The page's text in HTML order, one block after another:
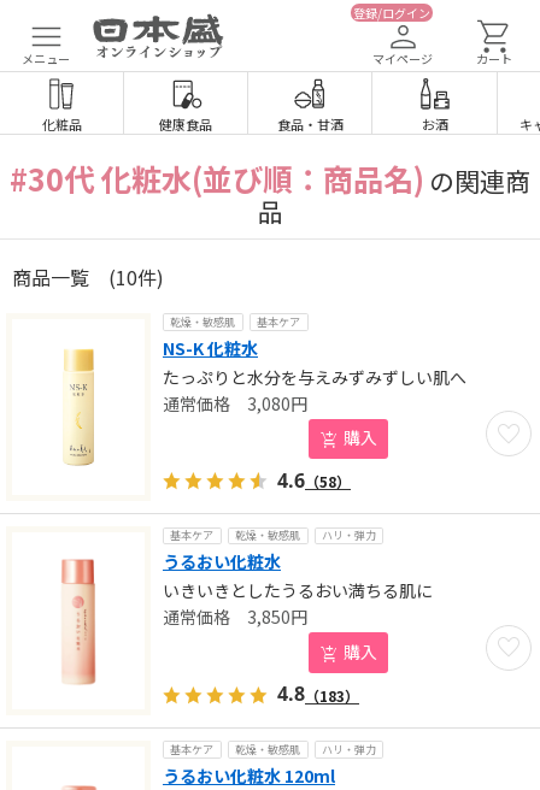
メニュー
登録/ログイン
マイページ カート
化粧品 健康食品 食品・ 甘酒 お酒 キ
#30代 化粧水(並び順：商品名) の関連商
品
商品一覧 (10件)
乾燥・敏感肌 基本ケア
NS-K 化粧水
たっぷりと水分を与えみずみずしい肌へ
お気
3,080円
購入
4.6 （58）
基本ケア 乾燥・敏感肌 ハリ・弾力
うるおい化粧水
いきいきとしたうるおい満ちる肌に
お気
3,850円
購入
4.8 （183）
基本ケア 乾燥・敏感肌 ハリ・弾力
うるおい化粧水 120ml